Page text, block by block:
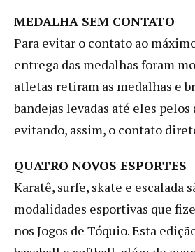
MEDALHA SEM CONTATO
Para evitar o contato ao
entrega das medalhas foram
atletas retiram as medalhas e
bandejas levadas até eles
evitando, assim, o contato
QUATRO NOVOS ESPORTES
Karatê, surfe, skate e escalada
modalidades esportivas que
nos Jogos de Tóquio. Esta